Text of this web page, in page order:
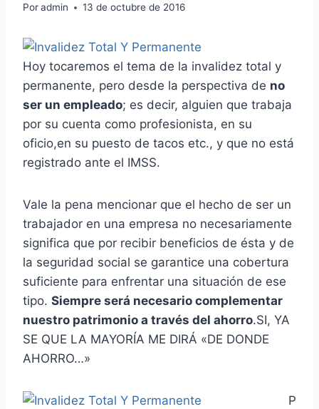
Poradmin 13 de octubre de 2016
Hoy tocaremos el tema de la invalidez total y
permanente, pero desde la perspectiva de no
ser un empleado; es decir, alguien que trabaja
por su cuenta como profesionista, en su
oficio,en su puesto de tacos etc., y que no está
registrado ante el IMSS.
Vale la pena mencionar que el hecho de ser un
trabajador en una empresa no necesariamente
significa que por recibir beneficios de ésta y de
la seguridad social se garantice una cobertura
suficiente para enfrentar una situación de ese
tipo. Siempre será necesario complementar
nuestro patrimonio a través del ahorro.SI, YA
SE QUE LA MAYORÍA ME DIRÁ «DE DONDE
AHORRO…»
P